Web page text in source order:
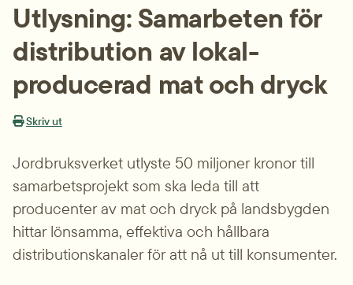
Utlysning: Samarbeten för
distribution av lokal­
producerad mat och dryck
Skriv ut
Jordbruksverket utlyste 50 miljoner kronor till
samarbets­projekt som ska leda till att
producenter av mat och dryck på landsbygden
hittar lönsamma, effektiva och hållbara
distributions­kanaler för att nå ut till konsumenter.